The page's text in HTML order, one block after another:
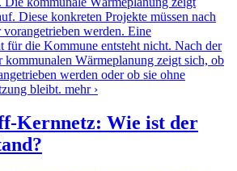
Diese konkreten Projekte müssen nach
werden. Eine
für die Kommune entsteht nicht. Nach der
kommunalen Wärmeplanung zeigt sich, ob
werden oder ob sie ohne
bleibt. mehr ›
Kernnetz: Wie ist der